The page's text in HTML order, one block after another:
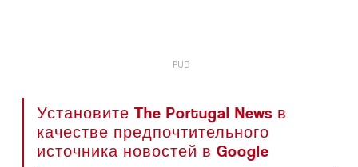
Установите The Portugal News в
качестве предпочтительного
источника новостей в Google